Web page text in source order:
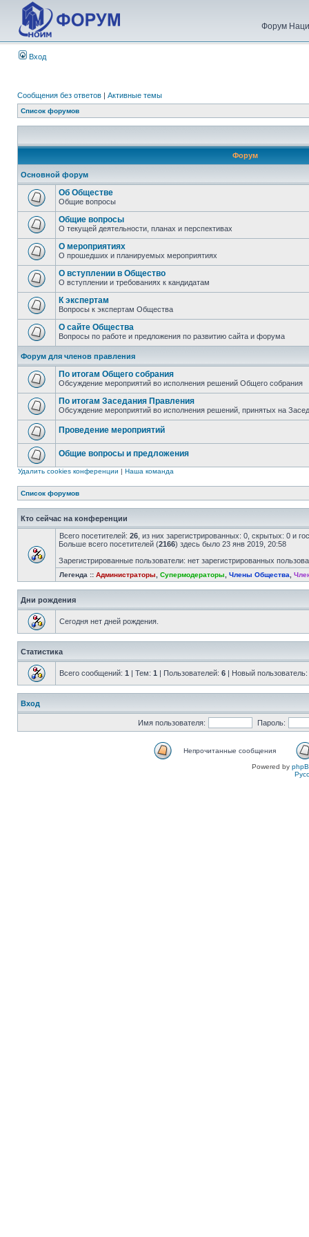
Форум
Вход
Сообщения без ответов | Активные темы
Список форумов
Форум
Основной форум
Об Обществе
Общие вопросы
Общие вопросы
О текущей деятельности, планах и перспективах
О мероприятиях
О прошедших и планируемых мероприятиях
О вступлении в Общество
О вступлении и требованиях к кандидатам
К экспертам
Вопросы к экспертам Общества
О сайте Общества
Вопросы по работе и предложения по развитию сайта и форума
Форум для членов правления
По итогам Общего собрания
Обсуждение мероприятий во исполнения решений Общего собрания
По итогам Заседания Правления
Обсуждение мероприятий во исполнения решений, принятых на
Проведение мероприятий
Общие вопросы и предложения
Удалить cookies конференции | Наша команда
Список форумов
Кто сейчас на конференции
Всего посетителей: 26 , из них зарегистрированных: 0, скрытых: 0 и
Больше всего посетителей (2166) здесь было 23 янв 2019, 20:58
Зарегистрированные пользователи: нет зарегистрированных
Легенда :: Администраторы Супермодераторы Члены Общества
Дни рождения
Сегодня нет дней рождения.
Статистика
Всего сообщений: 1 | Тем: 1 | Пользователей: 6 | Новый пользователь:
Вход
Имя пользователя: Пароль:
Непрочитанные сообщения
Powered by